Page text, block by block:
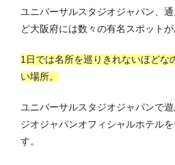
ユニバーサルスタジオジャパン、
ど大阪府には数々の有名スポットが
1日では名所を巡りきれないほどな
い場所。
ユニバーサルスタジオジャパンで
ジオジャパンオフィシャルホテル
す。